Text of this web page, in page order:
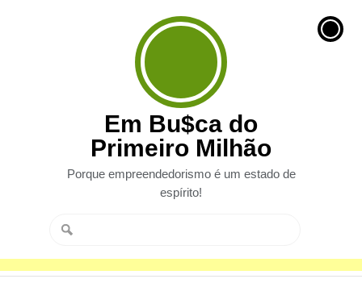
Em Bu$ca do
Primeiro Milhão
Porque empreendedorismo é um estado de
espírito!